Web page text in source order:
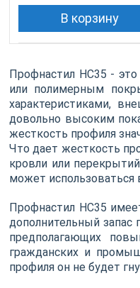
В корзину
Профнастил НС35 -
или полимерным
характеристиками,
довольно высоким
жесткость профиля
Что дает жесткость
кровли или
может использоваться
Профнастил НС35
дополнительный запас
предполагающих
гражданских и
профиля он не будет